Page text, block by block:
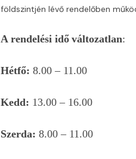
földszintjén lévő rendelőben
A rendelési idő változatlan:
Hétfő: 8.00 – 11.00
Kedd: 13.00 – 16.00
Szerda: 8.00 – 11.00